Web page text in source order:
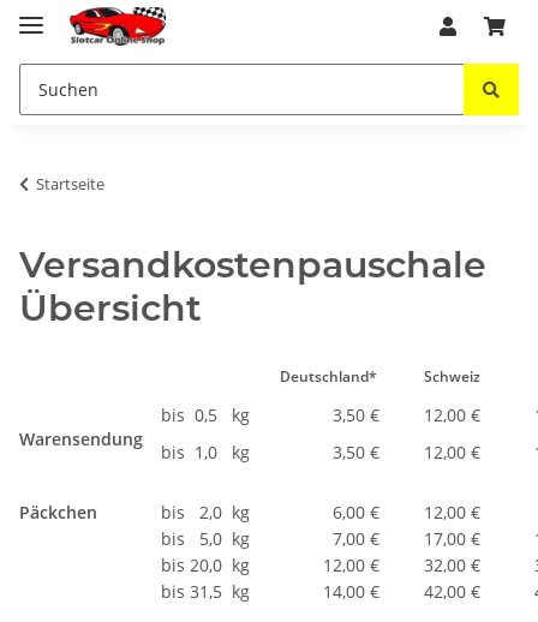
Startseite
Versandkostenpauschale
Übersicht
Deutschland* Schweiz
Warensendung
bis 0,5 kg 3,50 € 12,00 €
bis 1,0 kg
3,50 € 12,00 €
Päckchen bis 2,0 kg 6,00 € 12,00 €
bis 5,0 kg
7,00 € 17,00 €
bis 20,0 kg
12,00 € 32,00 €
bis 31,5 kg
14,00 € 42,00 €